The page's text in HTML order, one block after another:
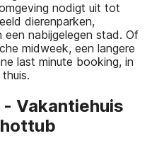
nodigt uit tot
dierenparken,
een nabijgelegen stad. Of
midweek, een langere
last minute booking, in
Vakantiehuis